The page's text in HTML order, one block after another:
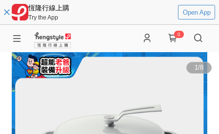
恆隆行線上購
Try the App
Open App
0
1/8